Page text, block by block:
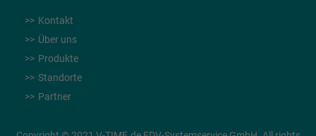
Kontakt
Über uns
Produkte
Standorte
Partner